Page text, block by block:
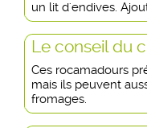
un lit d'endives.
Le conseil du
Ces rocamadours
mais ils peuvent
fromages.